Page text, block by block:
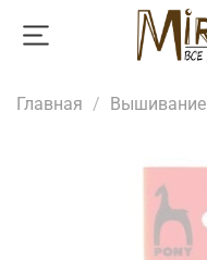
Главная Вышивание